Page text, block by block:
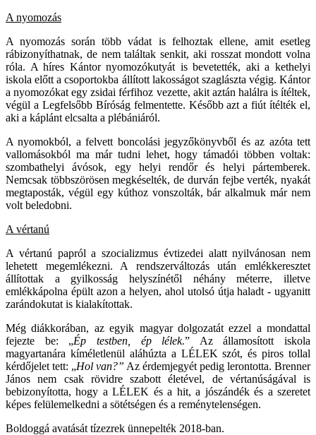
A nyomozás
A nyomozás során több vádat is felhoztak ellene, amit esetleg
rábizonyíthatnak, de nem találtak senkit, aki rosszat mondott volna
róla. A híres Kántor nyomozókutyát is bevetették, aki a kethelyi
iskola előtt a csoportokba állított lakosságot szaglászta végig. Kántor
a nyomozókat egy zsidai férfihoz vezette, akit aztán halálra is ítéltek,
végül a Legfelsőbb Bíróság felmentette. Később azt a fiút ítélték el,
aki a káplánt elcsalta a plébániáról.
A nyomokból, a felvett boncolási jegyzőkönyvből és az azóta tett
vallomásokból ma már tudni lehet, hogy támadói többen voltak:
szombathelyi ávósok, egy helyi rendőr és helyi pártemberek.
Nemcsak többszörösen megkéselték, de durván fejbe verték, nyakát
megtaposták, végül egy kúthoz vonszolták, bár alkalmuk már nem
volt beledobni.
A vértanú
A vértanú papról a szocializmus évtizedei alatt nyilvánosan nem
lehetett megemlékezni. A rendszerváltozás után emlékkeresztet
állítottak a gyilkosság helyszínétől néhány méterre, illetve
emlékkápolna épült azon a helyen, ahol utolsó útja haladt - ugyanitt
zarándokutat is kialakítottak.
Még diákkorában, az egyik magyar dolgozatát ezzel a mondattal
fejezte be: „Ép testben, ép lélek.” Az államosított iskola
magyartanára kíméletlenül aláhúzta a LÉLEK szót, és piros tollal
kérdőjelet tett: „Hol van?” Az érdemjegyét pedig lerontotta. Brenner
János nem csak rövidre szabott életével, de vértanúságával is
bebizonyította, hogy a LÉLEK és a hit, a jószándék és a szeretet
képes felülemelkedni a sötétségen és a reménytelenségen.
Boldoggá avatását tízezrek ünnepelték 2018-ban.